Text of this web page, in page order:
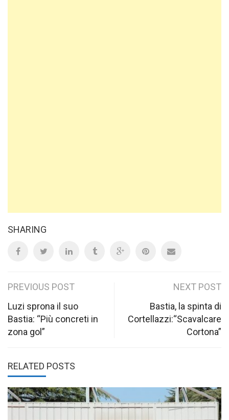
SHARING
Post
navigation
PREVIOUS POST
Luzi sprona il suo
Bastia: “Più concreti in
zona gol”
NEXT POST
Bastia, la spinta di
Cortellazzi:“Scavalcare
Cortona”
RELATED POSTS